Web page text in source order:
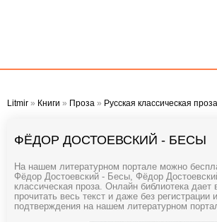
Litmir » Книги » Проза » Русская классическая проза
ФЁДОР ДОСТОЕВСКИЙ - БЕСЫ
На нашем литературном портале можно
Фёдор Достоевский - Бесы, Фёдор
классическая проза. Онлайн библиотека дает
прочитать весь текст и даже без
подтверждения на нашем литературном